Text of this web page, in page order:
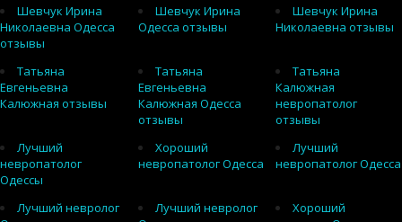
Шевчук Ирина
Николаевна Одесса
отзывы
Шевчук Ирина
Одесса отзывы
Шевчук Ирина
Николаевна отзывы
Татьяна
Евгеньевна
Калюжная отзывы
Татьяна
Евгеньевна
Калюжная Одесса
отзывы
Татьяна
Калюжная
невропатолог
отзывы
Лучший
невропатолог
Одессы
Хороший
невропатолог Одесса
Лучший
невропатолог Одесса
Лучший невролог
Лучший невролог
Хороший